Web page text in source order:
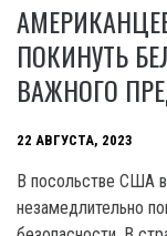
ПОКИНУТЬ
ВАЖНОГО
22 АВГУСТА, 2023
B посольстве США
незамедлительно